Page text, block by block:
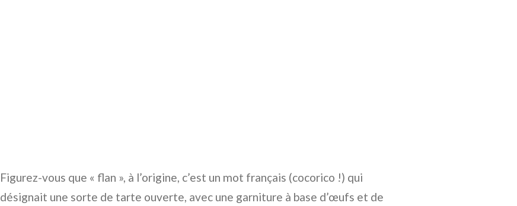
Figurez-vous que « flan », à l’origine, c’est un mot français (cocorico !) qui
désignait une sorte de tarte ouverte, avec une garniture à base d’œufs et de